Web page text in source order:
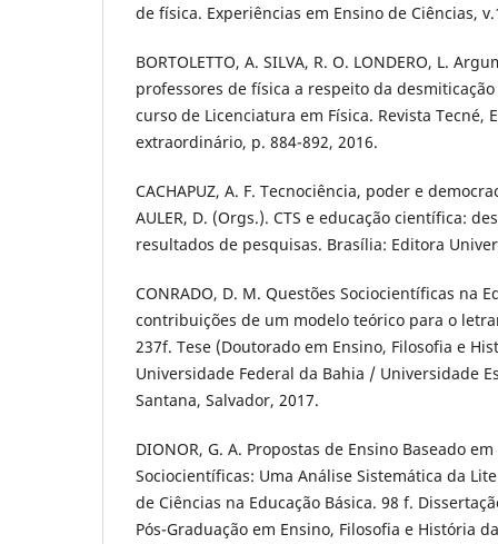
de física. Experiências em Ensino de Ciências,
BORTOLETTO, A. SILVA, R. O. LONDERO, L.
professores de física a respeito da
curso de Licenciatura em Física. Revista Tecné,
extraordinário, p. 884-892, 2016.
CACHAPUZ, A. F. Tecnociência, poder e
AULER, D. (Orgs.). CTS e educação científica:
resultados de pesquisas. Brasília: Editora
CONRADO, D. M. Questões Sociocientíficas na
contribuições de um modelo teórico para o
237f. Tese (Doutorado em Ensino, Filosofia e
Universidade Federal da Bahia / Universidade
Santana, Salvador, 2017.
DIONOR, G. A. Propostas de Ensino Baseado
Sociocientíficas: Uma Análise Sistemática da
de Ciências na Educação Básica. 98 f.
Pós-Graduação em Ensino, Filosofia e História